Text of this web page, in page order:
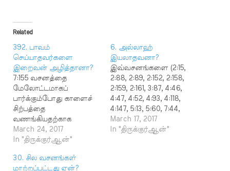
Related
392. பாவம்
செய்யாதவர்களை
இறைவன் அழித்தானா?
7:155 வசனத்தை
மேலோட்டமாகப்
பார்க்கும்போது காளைச்
சிற்பத்தை
வணங்கியதற்காக
அக்குற்றத்தைச் செய்யாத
நல்லவர்களை அழைத்து
தண்டித்தான் என்ற
March 24, 2017
In "திருக்குர்ஆன்"
6. அல்லாஹ்
இயலாதவனா?
இவ்வசனங்களை (2:15,
2:88, 2:89, 2:152, 2:158,
2:159, 2:161, 3:87, 4:46,
4:47, 4:52, 4:93, 4:118,
4:147, 5:13, 5:60, 7:44,
9:68, 9:79, 11:18, 24:7,
33:57, 33:64, 38:78, 47:23,
March 17, 2017
In "திருக்குர்ஆன்"
30. சில வசனங்கள்
மாற்றப்பட்டது ஏன்?